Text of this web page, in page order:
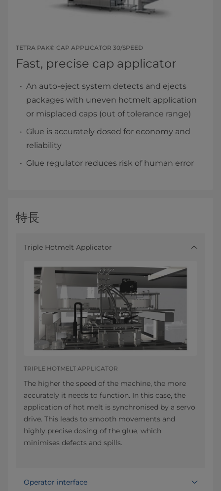
TETRA PAK® CAP APPLICATOR 30/SPEED
Fast, precise cap applicator
An auto-eject system detects and ejects
packages with uneven hotmelt application
or misplaced caps (out of tolerance range)
Glue is accurately dosed for economy and
reliability
Glue regulator reduces risk of human error
特長
Triple Hotmelt Applicator
TRIPLE HOTMELT APPLICATOR
The higher the speed of the machine, the more
accurately it needs to function. In this case, the
application of hot melt is synchronised by a servo
drive. This leads to smooth movements and
highly precise dosing of the glue, which
minimises defects and spills.
Operator interface